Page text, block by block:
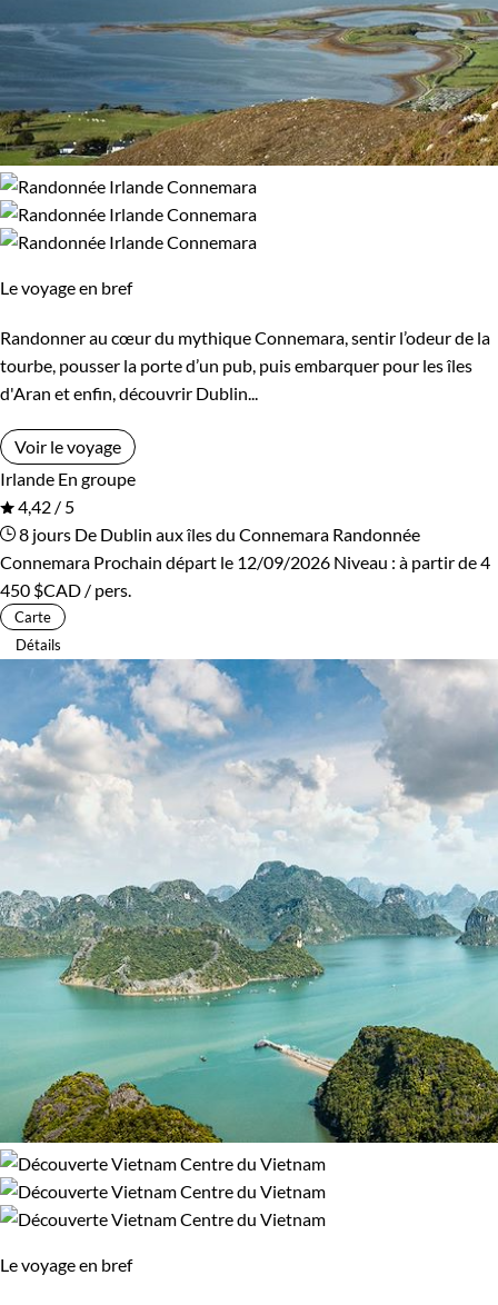
Le voyage en bref
Randonner au cœur du mythique Connemara, sentir l’odeur de la
tourbe, pousser la porte d’un pub, puis embarquer pour les îles
d'Aran et enfin, découvrir Dublin...
Voir le voyage
Irlande En groupe
4,42 / 5
8 jours De Dublin aux îles du Connemara Randonnée
Connemara Prochain départ le 12/09/2026 Niveau : à partir de4
450 $CAD / pers.
Carte
Détails
Le voyage en bref